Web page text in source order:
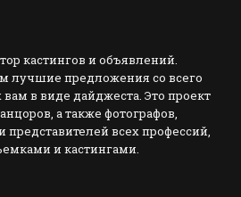
кастингов и объявлений.
лучшие предложения со всего
в виде дайджеста. Это проект
а также фотографов,
представителей всех профессий,
и кастингами.